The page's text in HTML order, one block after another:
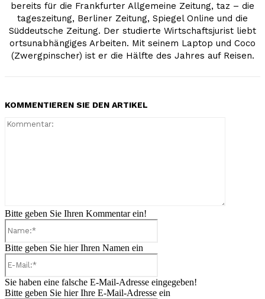
bereits für die Frankfurter Allgemeine Zeitung, taz – die
tageszeitung, Berliner Zeitung, Spiegel Online und die
Süddeutsche Zeitung. Der studierte Wirtschaftsjurist liebt
ortsunabhängiges Arbeiten. Mit seinem Laptop und Coco
(Zwergpinscher) ist er die Hälfte des Jahres auf Reisen.
KOMMENTIEREN SIE DEN ARTIKEL
Bitte geben Sie Ihren Kommentar ein!
Bitte geben Sie hier Ihren Namen ein
Sie haben eine falsche E-Mail-Adresse eingegeben!
Bitte geben Sie hier Ihre E-Mail-Adresse ein